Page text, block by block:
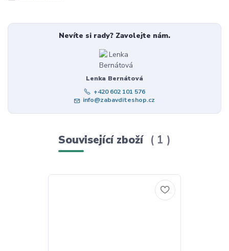
Nevíte si rady? Zavolejte nám.
Lenka Bernátová
+420 602 101 576
info@zabavditeshop.cz
Související zboží 1